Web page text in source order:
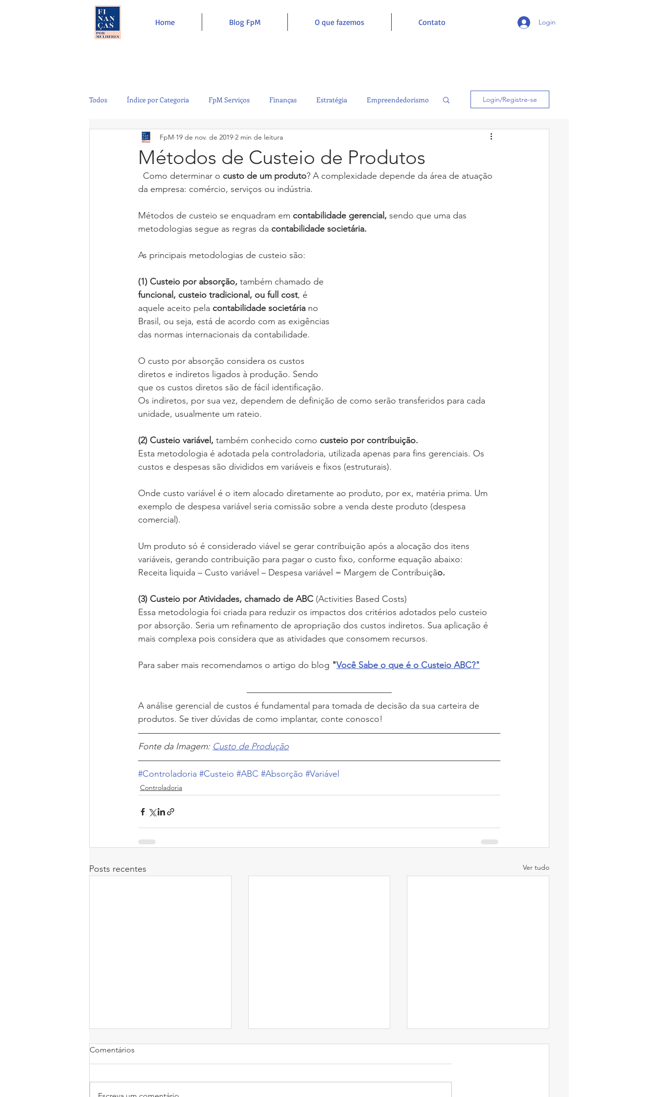
Home Blog FpM O que fazemos Contato Login
Todos Índice por Categoria FpM Serviços Finanças Estratégia Empreendedorismo
Controladoria Sustentabilidade
Café e Amigos Top 12
Login/Registre-se
Métodos de Custeio de Produtos
FpM 19 de nov. de 2019 2 min de leitura
  Como determinar o
custo de um produto? A complexidade depende da área de atuação
da empresa: comércio, serviços ou indústria.
Métodos de custeio se enquadram em contabilidade gerencial, sendo que uma das
metodologias segue as regras da contabilidade societária.
As principais metodologias de custeio são:
(1) Custeio por absorção, também chamado de
funcional, custeio tradicional, ou full cost, é
aquele aceito pela contabilidade societária no
Brasil, ou seja, está de acordo com as exigências
das normas internacionais da contabilidade.
O custo por absorção considera os custos
diretos e indiretos ligados à produção. Sendo
que os custos diretos são de fácil identificação.
Os indiretos, por sua vez, dependem de definição de como serão transferidos para cada
unidade, usualmente um rateio.
(2) Custeio variável, também conhecido como custeio por contribuição.
Esta metodologia é adotada pela controladoria, utilizada apenas para fins gerenciais. Os
custos e despesas são divididos em variáveis e fixos (estruturais).
Onde custo variável é o item alocado diretamente ao produto, por ex, matéria prima. Um
exemplo de despesa variável seria comissão sobre a venda deste produto (despesa
comercial).
Um produto só é considerado viável se gerar contribuição após a alocação dos itens
variáveis, gerando contribuição para pagar o custo fixo, conforme equação abaixo:
Receita liquida – Custo variável – Despesa variável = Margem de Contribuição.
(3) Custeio por Atividades, chamado de ABC (Activities Based Costs)
Essa metodologia foi criada para reduzir os impactos dos critérios adotados pelo custeio
por absorção. Seria um refinamento de apropriação dos custos indiretos. Sua aplicação é
mais complexa pois considera que as atividades que consomem recursos.
Para saber mais recomendamos o artigo do blog "Você Sabe o que é o Custeio ABC?"
A análise gerencial de custos é fundamental para tomada de decisão da sua carteira de
produtos. Se tiver dúvidas de como implantar, conte conosco!
Fonte da Imagem: Custo de Produção
#Controladoria #Custeio #ABC #Absorção #Variável
Controladoria
Posts recentes Ver tudo
Comentários